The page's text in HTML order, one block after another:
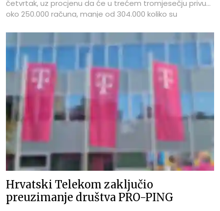
četvrtak, uz procjenu da će u trećem tromjesečju privući
oko 250.000 računa, manje od 304.000 koliko su
Hrvatski Telekom zaključio
preuzimanje društva PRO-PING